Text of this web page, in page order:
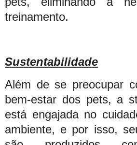
treinamento.
Sustentabilidade
Além de se preocupar
bem-estar dos pets, a
está engajada no
ambiente, e por isso,